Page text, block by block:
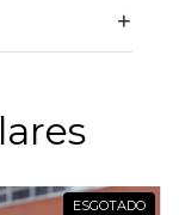
ESGOTADO